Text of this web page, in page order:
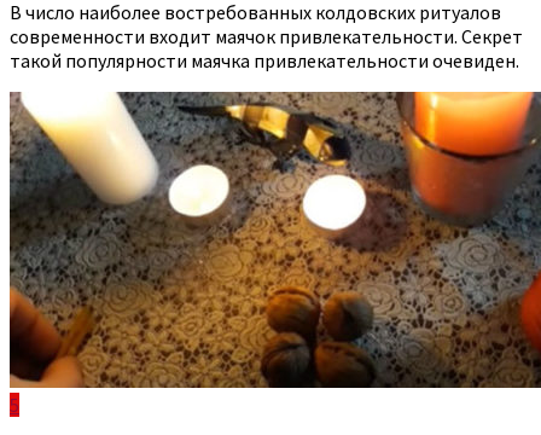
В число наиболее востребованных колдовских ритуалов
современности входит маячок привлекательности. Секрет
такой популярности маячка привлекательности очевиден.
5